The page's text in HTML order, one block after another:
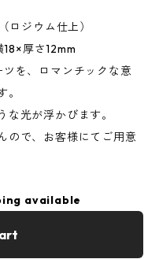
ロジウム仕上）
厚さ12mm
を、ロマンチックな意
光が浮かびます。
ので、お客様にてご用意
available